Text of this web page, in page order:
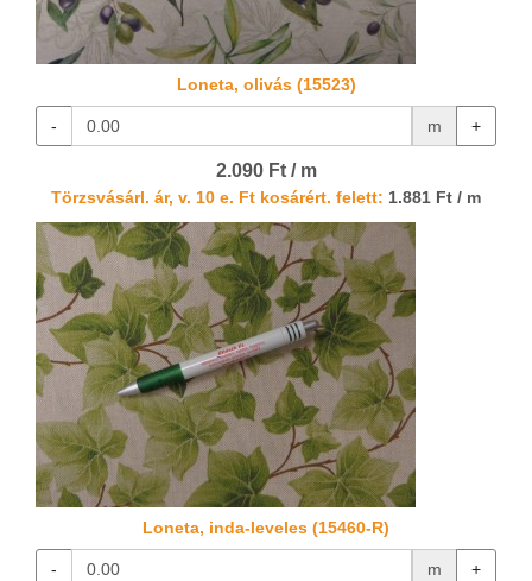
Loneta, olivás (15523)
- m +
2.090 Ft / m
Törzsvásárl. ár, v. 10 e. Ft kosárért. felett: 1.881 Ft / m
Loneta, inda-leveles (15460-R)
- m +